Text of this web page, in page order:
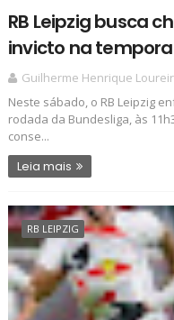
RB Leipzig busca
invicto na
Guilherme Henrique
Neste sábado, o RB Leipzig
rodada da Bundesliga, às
conse...
Leia mais
RB LEIPZIG